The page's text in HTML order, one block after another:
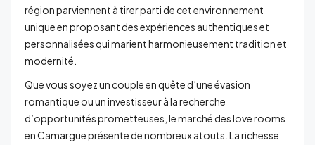
région parviennent à tirer parti de cet environnement
unique en proposant des expériences authentiques et
personnalisées qui marient harmonieusement tradition et
modernité.
Que vous soyez un couple en quête d’une évasion
romantique ou un investisseur à la recherche
d’opportunités prometteuses, le marché des love rooms
en Camargue présente de nombreux atouts. La richesse